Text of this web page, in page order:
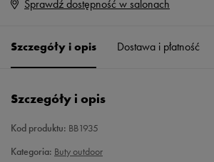
Rozmiary EU
34 20,8 cm
Sprawdź dostępność w salonach
Szczegóły i opis Dostawa i płatność
Szczegóły i opis
Kod produktu: BB1935
Kategoria: Buty outdoor